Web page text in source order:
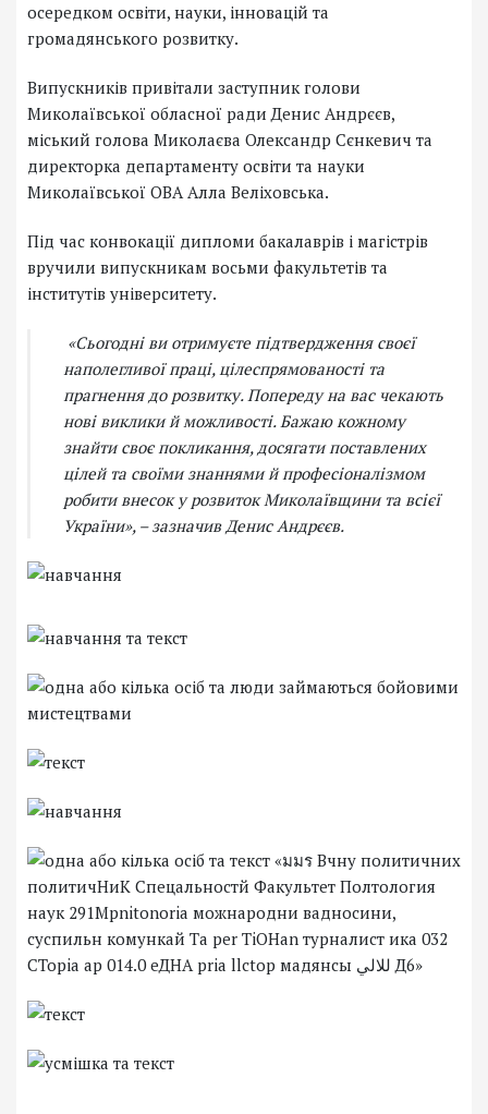
осередком освіти, науки, інновацій та
громадянського розвитку.
Випускників привітали заступник голови
Миколаївської обласної ради Денис Андрєєв,
міський голова Миколаєва Олександр Сєнкевич та
директорка департаменту освіти та науки
Миколаївської ОВА Алла Веліховська.
Під час конвокації дипломи бакалаврів і магістрів
вручили випускникам восьми факультетів та
інститутів університету.
«Сьогодні ви отримуєте підтвердження своєї
наполегливої праці, цілеспрямованості та
прагнення до розвитку. Попереду на вас чекають
нові виклики й можливості. Бажаю кожному
знайти своє покликання, досягати поставлених
цілей та своїми знаннями й професіоналізмом
робити внесок у розвиток Миколаївщини та всієї
України», – зазначив Денис Андрєєв.